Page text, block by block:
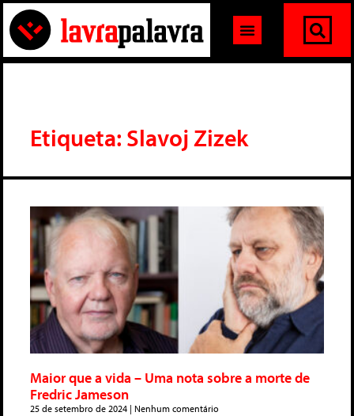
Etiqueta: Slavoj Zizek
Maior que a vida – Uma nota sobre a morte de
Fredric Jameson
25 de setembro de 2024 Nenhum comentário